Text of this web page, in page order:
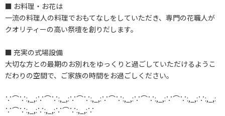
■ お料理・お花は
一流の料理人の料理でおもてなしをしていただき、専門の花職人が
クオリティーの高い祭壇を創りだします。
■ 充実の式場設備
大切な方との最期のお別れをゆっくりと過ごしていただけるようこ
だわりの空間で、ご家族の時間をお過ごしください。
∵⌒∵:,_,:∵⌒∵:,_,:∵⌒∵:,_,:∵⌒∵:,_,:∵⌒∵:,_,:∵⌒∵:,_,:∵:,_,:
∵⌒∵:,_,:∵:,_,:∵⌒∵:,_,:∵